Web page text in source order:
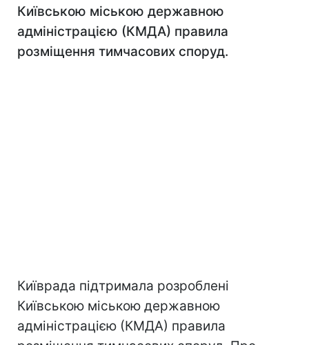
Київською міською державною
адміністрацією (КМДА) правила
розміщення тимчасових споруд.
Київрада підтримала розроблені
Київською міською державною
адміністрацією (КМДА) правила